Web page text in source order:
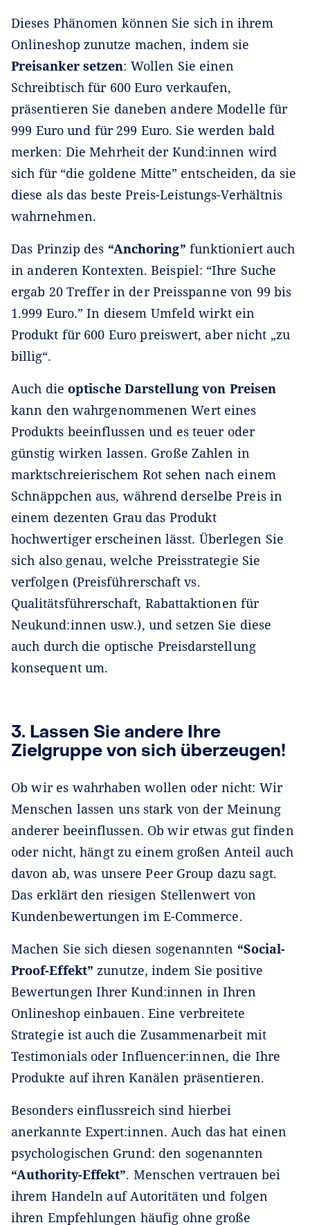
Dieses Phänomen können Sie sich in ihrem
Onlineshop zunutze machen, indem sie
Preisanker setzen: Wollen Sie einen
Schreibtisch für 600 Euro verkaufen,
präsentieren Sie daneben andere Modelle für
999 Euro und für 299 Euro. Sie werden bald
merken: Die Mehrheit der Kund:innen wird
sich für “die goldene Mitte” entscheiden, da sie
diese als das beste Preis-Leistungs-Verhältnis
wahrnehmen.
Das Prinzip des “Anchoring” funktioniert auch
in anderen Kontexten. Beispiel: “Ihre Suche
ergab 20 Treffer in der Preisspanne von 99 bis
1.999 Euro.” In diesem Umfeld wirkt ein
Produkt für 600 Euro preiswert, aber nicht „zu
billig“.
Auch dieoptische Darstellung von Preisen
kann den wahrgenommenen Wert eines
Produkts beeinflussen und es teuer oder
günstig wirken lassen. Große Zahlen in
marktschreierischem Rot sehen nach einem
Schnäppchen aus, während derselbe Preis in
einem dezenten Grau das Produkt
hochwertiger erscheinen lässt. Überlegen Sie
sich also genau, welche Preisstrategie Sie
verfolgen (Preisführerschaft vs.
Qualitätsführerschaft, Rabattaktionen für
Neukund:innen usw.), und setzen Sie diese
auch durch die optische Preisdarstellung
konsequent um.
3. Lassen Sie andere Ihre
Zielgruppe von sich überzeugen!
Ob wir es wahrhaben wollen oder nicht: Wir
Menschen lassen uns stark von der Meinung
anderer beeinflussen. Ob wir etwas gut finden
oder nicht, hängt zu einem großen Anteil auch
davon ab, was unsere Peer Group dazu sagt.
Das erklärt den riesigen Stellenwert von
Kundenbewertungen im E-Commerce.
Machen Sie sich diesen sogenannten “Social-
Proof-Effekt” zunutze, indem Sie positive
Bewertungen Ihrer Kund:innen in Ihren
Onlineshop einbauen. Eine verbreitete
Strategie ist auch die Zusammenarbeit mit
Testimonials oder Influencer:innen, die Ihre
Produkte auf ihren Kanälen präsentieren.
Besonders einflussreich sind hierbei
anerkannte Expert:innen. Auch das hat einen
psychologischen Grund: den sogenannten
“Authority-Effekt”. Menschen vertrauen bei
ihrem Handeln auf Autoritäten und folgen
ihren Empfehlungen häufig ohne große